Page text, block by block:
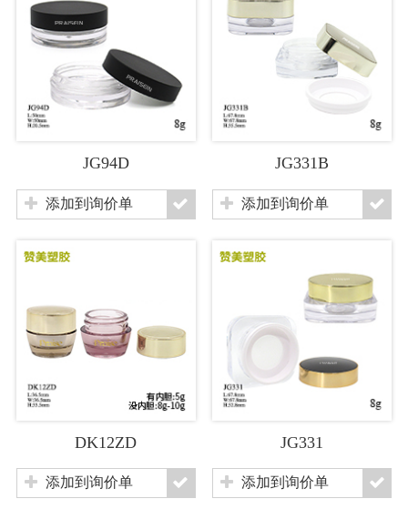
JG94D
添加到询价单
JG331B
添加到询价单
DK12ZD
添加到询价单
JG331
添加到询价单